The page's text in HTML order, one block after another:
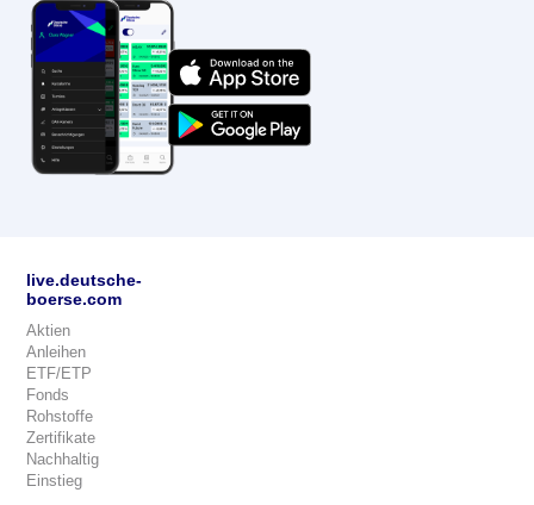
live.deutsche-
boerse.com
Aktien
Anleihen
ETF/ETP
Fonds
Rohstoffe
Zertifikate
Nachhaltig
Einstieg